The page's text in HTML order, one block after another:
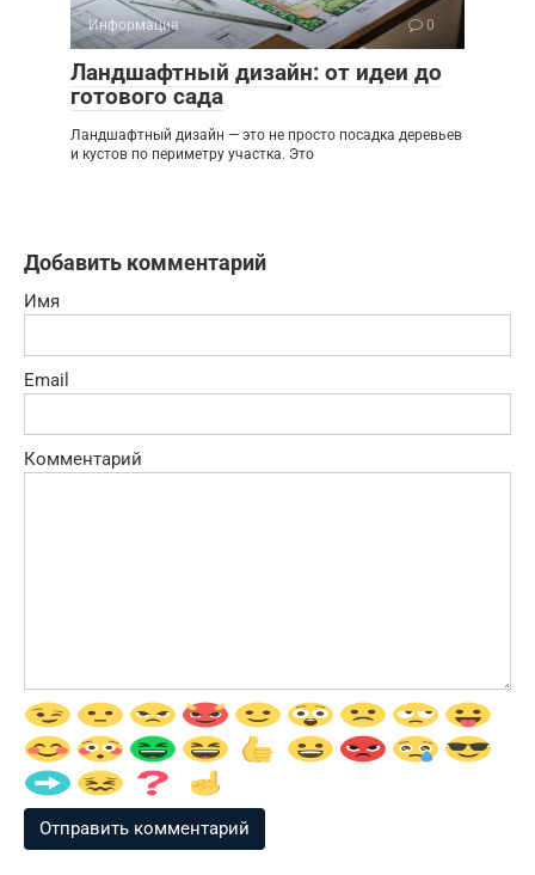
Информация 0
Ландшафтный дизайн: от идеи до
готового сада
Ландшафтный дизайн — это не просто посадка деревьев
и кустов по периметру участка. Это
Добавить комментарий
Имя
Email
Комментарий